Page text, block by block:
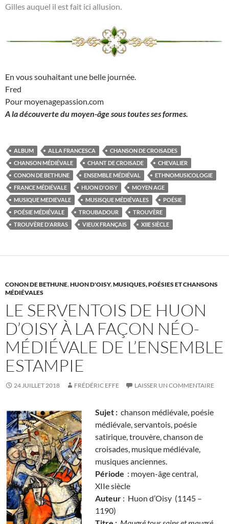
Gilles auquel il est fait ici allusion.
En vous souhaitant une belle journée.
Fred
Pour moyenagepassion.com
A la découverte du moyen-âge sous toutes ses formes.
ALBUM ALLA FRANCESCA
CHANSON DE CROISADES
CHANSON MÉDIÉVALE
CHANT DE CROISADE
CHEVALIER
CONON DE BETHUNE
ENSEMBLE MÉDIÉVAL
ETHNOMUSICOLOGIE
FRANCE MÉDIÉVALE
HUON D'OISY
MOYEN AGE
MUSIQUE MEDIEVALE
MUSISQUE MÉDIÉVALES
POÉSIE
POÉSIE MÉDIÉVALE
TROUBADOUR
TROUVÈRE
TROUVÈRE D'ARRAS
VIEUX FRANÇAIS XIIE SIÈCLE
CONON DE BETHUNE,HUON D'OISY,MUSIQUES, POÉSIES ET CHANSONS
MÉDIÉVALES
LE SERVENTOIS DE HUON
D’OISY À LA FAÇON NÉO-
MÉDIÉVALE DE L’ENSEMBLE
ESTAMPIE
24 JUILLET 2018 FRÉDÉRIC EFFE LAISSER UN COMMENTAIRE
Sujet : chanson médiévale, poésie
médiévale, servantois, poésie
satirique, trouvère, chanson de
croisades, musique médiévale,
musiques anciennes.
Période : moyen-âge central,
XIIe siècle
Auteur : Huon d’Oisy (1145 –
1190)